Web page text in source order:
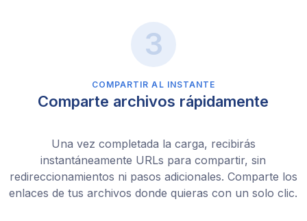
COMPARTIR AL INSTANTE
Comparte archivos rápidamente
Una vez completada la carga, recibirás
instantáneamente URLs para compartir, sin
redireccionamientos ni pasos adicionales. Comparte los
enlaces de tus archivos donde quieras con un solo clic.